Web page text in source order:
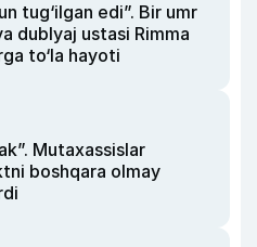
tug‘ilgan edi”. Bir umr
dublyaj ustasi Rimma
to‘la hayoti
Mutaxassislar
boshqara olmay